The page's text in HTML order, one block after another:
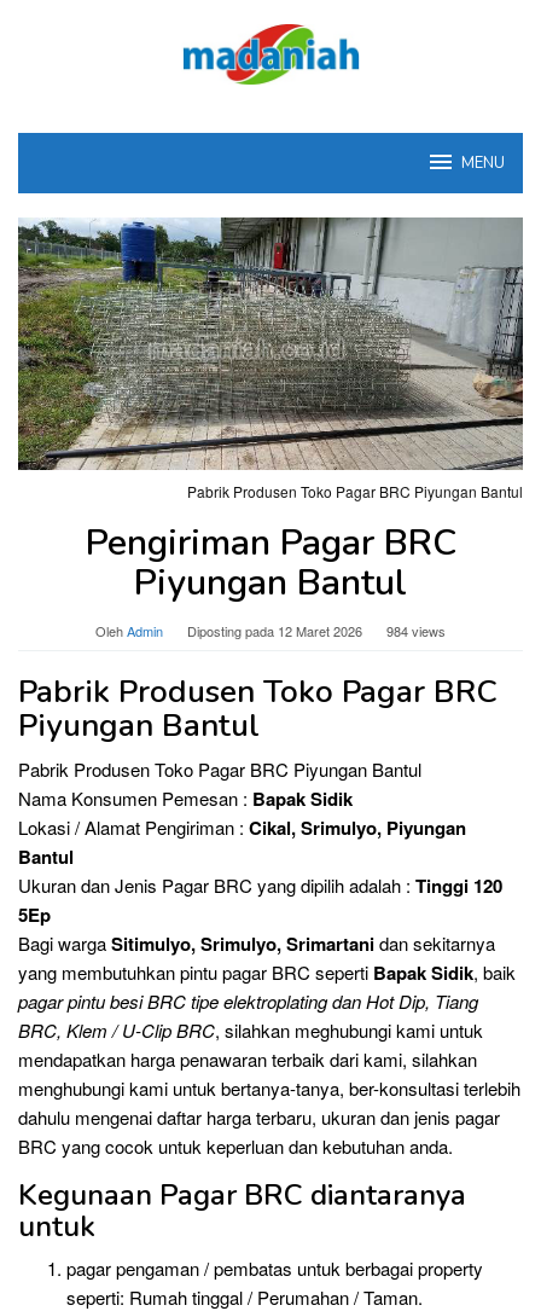
MENU
Pabrik Produsen Toko Pagar BRC Piyungan Bantul
Pengiriman Pagar BRC
Piyungan Bantul
OlehAdmin Diposting pada 12 Maret 2026 984 views
Pabrik Produsen Toko Pagar BRC
Piyungan Bantul
Pabrik Produsen Toko Pagar BRC Piyungan Bantul
Nama Konsumen Pemesan : Bapak Sidik
Lokasi / Alamat Pengiriman : Cikal, Srimulyo, Piyungan
Bantul
Ukuran dan Jenis Pagar BRC yang dipilih adalah : Tinggi 120
5Ep
Bagi wargaSitimulyo, Srimulyo, Srimartanidan sekitarnya
yang membutuhkan pintu pagar BRC seperti Bapak Sidik, baik
pagar pintu besi BRC tipe elektroplating dan Hot Dip, Tiang
BRC, Klem / U-Clip BRC, silahkan meghubungi kami untuk
mendapatkan harga penawaran terbaik dari kami, silahkan
menghubungi kami untuk bertanya-tanya, ber-konsultasi terlebih
dahulu mengenai daftar harga terbaru, ukuran dan jenis pagar
BRC yang cocok untuk keperluan dan kebutuhan anda.
Kegunaan Pagar BRC diantaranya
untuk
pagar pengaman / pembatas untuk berbagai property
seperti: Rumah tinggal / Perumahan / Taman.